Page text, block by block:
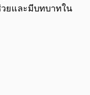
วยและมีบทบาทใน